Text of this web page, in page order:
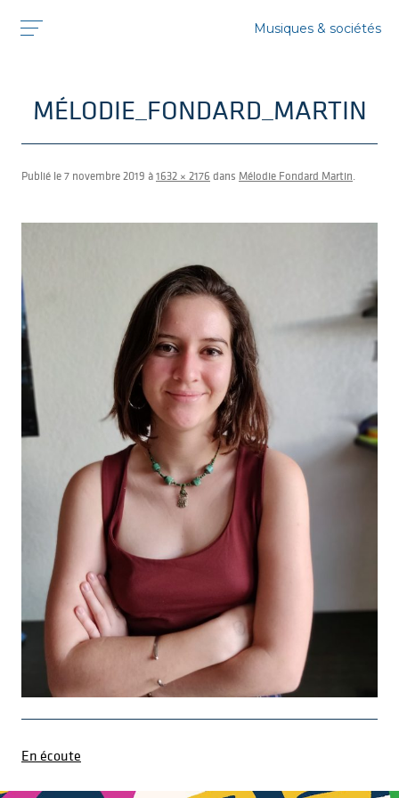
MÉLODIE_FONDARD_MARTIN
Publié le7 novembre 2019 à1632 × 2176 dans Mélodie Fondard Martin.
En écoute
Musiques & sociétés